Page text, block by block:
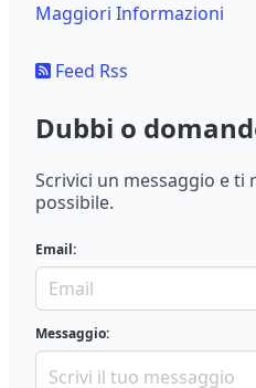
Maggiori Informazioni
Feed Rss
Dubbi o
Scrivici un messaggio e
possibile.
Email:
Messaggio: